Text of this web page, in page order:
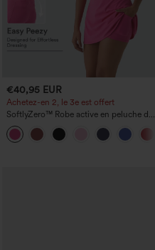
€40,95 EUR
Achetez-en 2, le 3e est offert
SoftlyZero™ Robe active en peluche dos
nu — Édition Hyper Facile